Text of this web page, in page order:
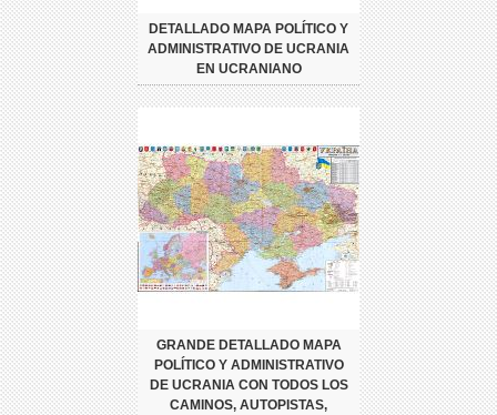
DETALLADO MAPA POLÍTICO Y
ADMINISTRATIVO DE UCRANIA
EN UCRANIANO
GRANDE DETALLADO MAPA
POLÍTICO Y ADMINISTRATIVO
DE UCRANIA CON TODOS LOS
CAMINOS, AUTOPISTAS,